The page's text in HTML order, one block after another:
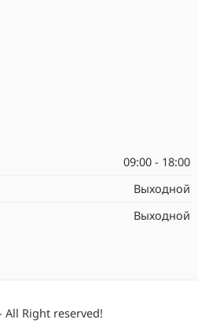
09:00 - 18:00
Выходной
Выходной
Right reserved!